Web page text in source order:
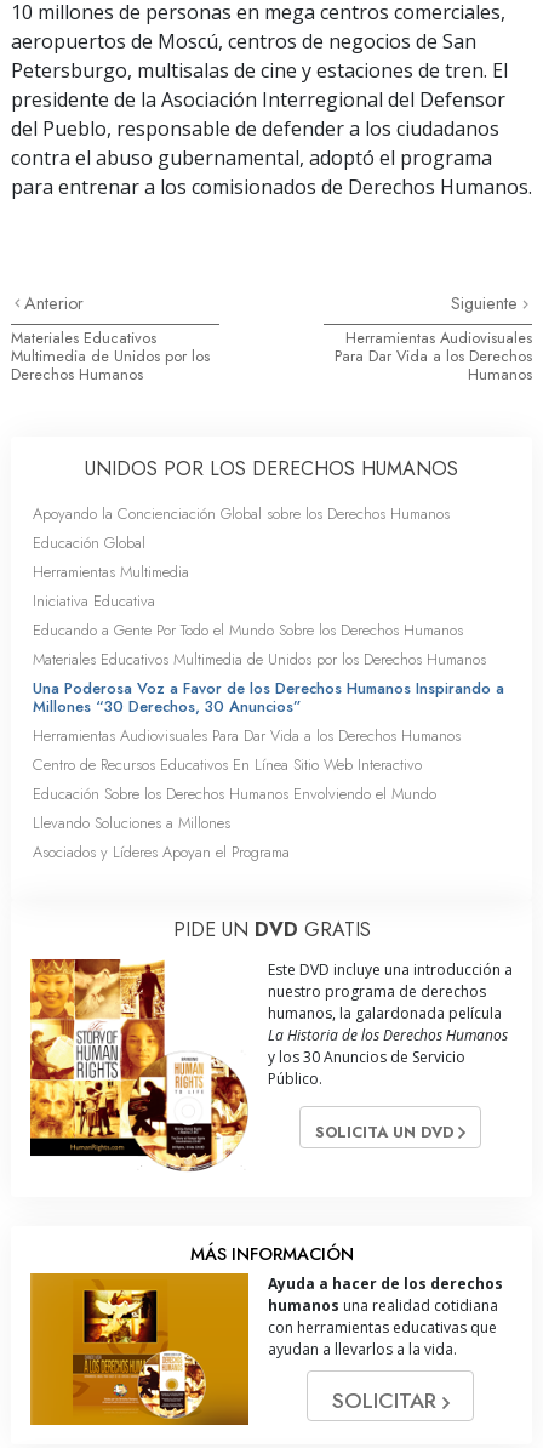
10 millones de personas en mega centros comerciales,
aeropuertos de Moscú, centros de negocios de San
Petersburgo, multisalas de cine y estaciones de tren. El
presidente de la Asociación Interregional del Defensor
del Pueblo, responsable de defender a los ciudadanos
contra el abuso gubernamental, adoptó el programa
para entrenar a los comisionados de Derechos Humanos.
Anterior
Materiales Educativos
Multimedia de Unidos por los
Derechos Humanos
Siguiente
Herramientas Audiovisuales
Para Dar Vida a los Derechos
Humanos
UNIDOS POR LOS DERECHOS HUMANOS
Apoyando la Concienciación Global sobre los Derechos Humanos
Educación Global
Herramientas Multimedia
Iniciativa Educativa
Educando a Gente Por Todo el Mundo Sobre los Derechos Humanos
Materiales Educativos Multimedia de Unidos por los Derechos Humanos
Una Poderosa Voz a Favor de los Derechos Humanos Inspirando a
Millones “30 Derechos, 30 Anuncios”
Herramientas Audiovisuales Para Dar Vida a los Derechos Humanos
Centro de Recursos Educativos En Línea Sitio Web Interactivo
Educación Sobre los Derechos Humanos Envolviendo el Mundo
Llevando Soluciones a Millones
Asociados y Líderes Apoyan el Programa
PIDE UN DVD GRATIS
Este DVD incluye una introducción a
nuestro programa de derechos
humanos, la galardonada película
La Historia de los Derechos Humanos
y los 30 Anuncios de Servicio
Público.
SOLICITA UN DVD
MÁS INFORMACIÓN
Ayuda a hacer de los derechos
humanos una realidad cotidiana
con herramientas educativas que
ayudan a llevarlos a la vida.
SOLICITAR